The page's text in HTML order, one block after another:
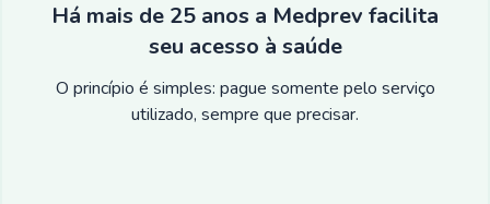
Há mais de 25 anos a Medprev facilita
seu acesso à saúde
O princípio é simples: pague somente pelo serviço
utilizado, sempre que precisar.